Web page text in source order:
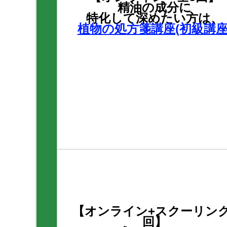
精油の成分に
特化して深めたい方は、
植物の処方箋講座(初級講
【オンライン+スクーリン
回】